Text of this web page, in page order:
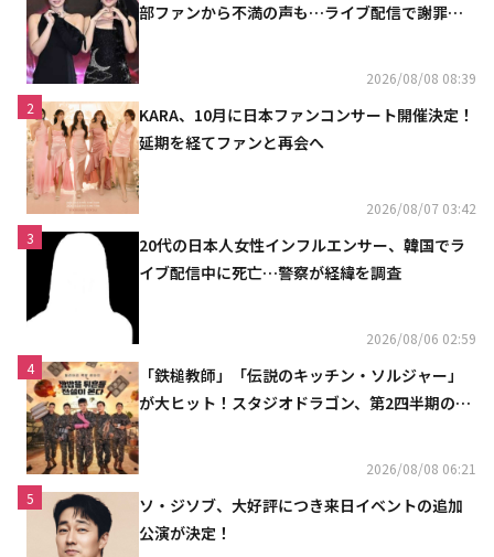
部ファンから不満の声も…ライブ配信で謝罪
2026/08/08 08:39
2
KARA、10月に日本ファンコンサート開催決定！
延期を経てファンと再会へ
2026/08/07 03:42
3
20代の日本人女性インフルエンサー、韓国でラ
イブ配信中に死亡…警察が経緯を調査
2026/08/06 02:59
4
「鉄槌教師」「伝説のキッチン・ソルジャー」
が大ヒット！スタジオドラゴン、第2四半期の売
2026/08/08 06:21
5
ソ・ジソブ、大好評につき来日イベントの追加
公演が決定！